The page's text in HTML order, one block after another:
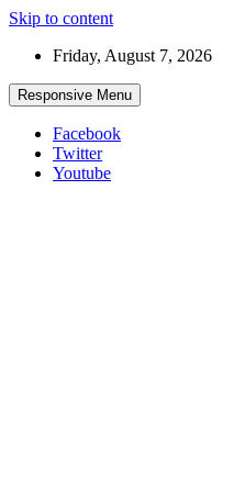
Skip to content
Friday, August 7, 2026
Responsive Menu
Facebook
Twitter
Youtube